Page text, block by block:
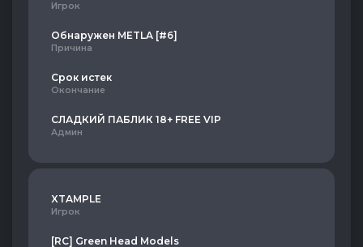
Игрок
Обнаружен METLA [#6]
Причина
Срок истек
Окончание
СЛАДКИЙ ПАБЛИК 18+ FREE VIP
Админ
XTAMPLE
Игрок
[RC] Green Head Models